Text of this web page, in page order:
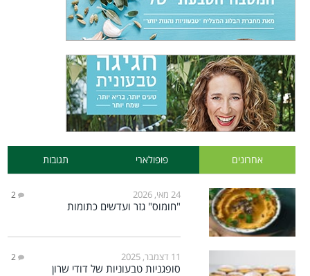
אחרונים פופולארי תגובות
24 מאי, 2026 2
"חומוס" גזר ועדשים כתומות
11 דצמבר, 2025 2
סופגניות טבעוניות של דודי שרון